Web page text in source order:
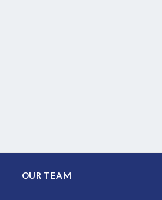
OUR TEAM